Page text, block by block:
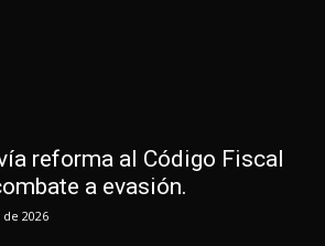
reforma al Código Fiscal
a evasión.
2026